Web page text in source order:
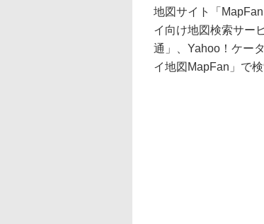
地図サイト「
イ向け地図検索サー
通」、Yahoo！ケー
イ地図MapFan」で